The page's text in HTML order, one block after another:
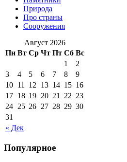
Природа
Про страны
Сооружения
Август 2026
Пн Вт Ср Чт Пт Сб Вс
« Дек
1
2
3
4 5 6 7 8
9
10 11 12 13 14 15 16
17 18 19 20 21 22 23
24 25 26 27 28 29 30
31
Популярное